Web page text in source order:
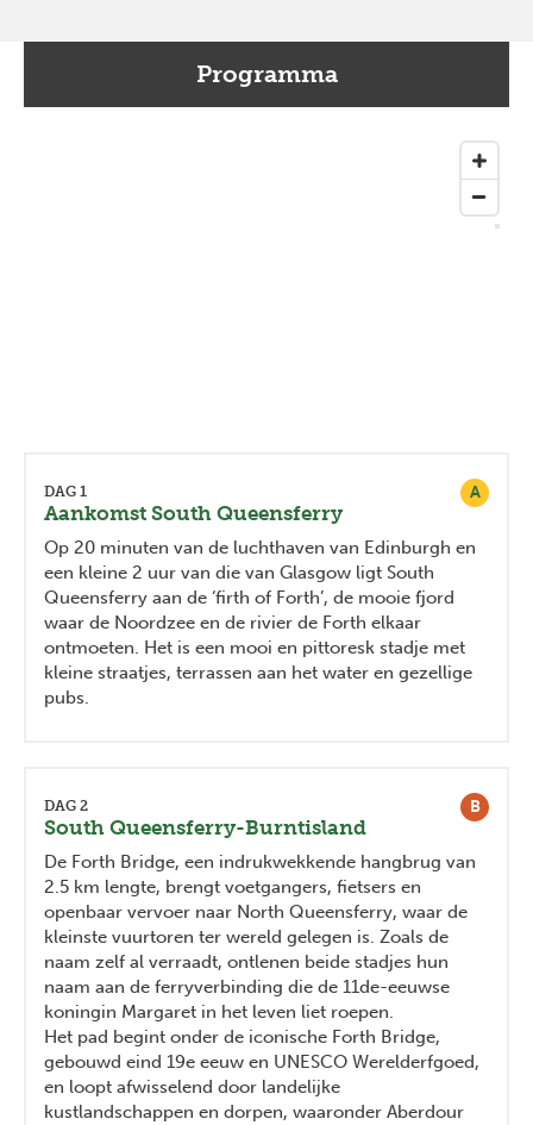
Programma
A
DAG 1
Aankomst South Queensferry
Op 20 minuten van de luchthaven van Edinburgh en
een kleine 2 uur van die van Glasgow ligt South
Queensferry aan de ‘firth of Forth’, de mooie fjord
waar de Noordzee en de rivier de Forth elkaar
ontmoeten. Het is een mooi en pittoresk stadje met
kleine straatjes, terrassen aan het water en gezellige
pubs.
B
DAG 2
South Queensferry-Burntisland
De Forth Bridge, een indrukwekkende hangbrug van
2.5 km lengte, brengt voetgangers, fietsers en
openbaar vervoer naar North Queensferry, waar de
kleinste vuurtoren ter wereld gelegen is. Zoals de
naam zelf al verraadt, ontlenen beide stadjes hun
naam aan de ferryverbinding die de 11de-eeuwse
koningin Margaret in het leven liet roepen.
Het pad begint onder de iconische Forth Bridge,
gebouwd eind 19e eeuw en UNESCO Werelderfgoed,
en loopt afwisselend door landelijke
kustlandschappen en dorpen, waaronder Aberdour